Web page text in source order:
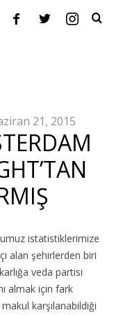
21, 2015
istatistiklerimize
alan şehirlerden biri
veda partisi
almak için fark
karşılanabildiği